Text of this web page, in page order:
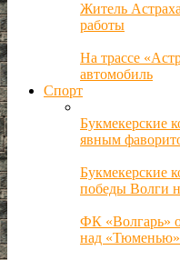
Житель
работы
На трассе
автомобиль
Спорт
Букмекерские
явным
Букмекерские
победы Волги
ФК «Волгарь»
над